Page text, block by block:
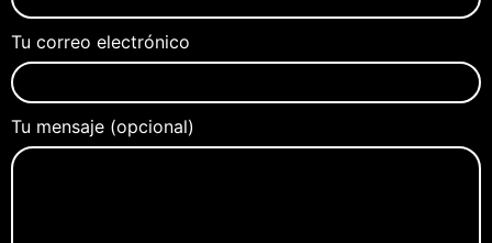
Tu correo electrónico
Tu mensaje (opcional)